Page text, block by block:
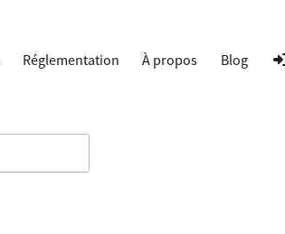
Réglementation À propos Blog